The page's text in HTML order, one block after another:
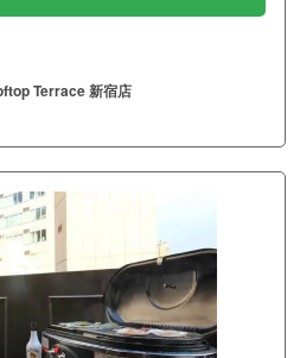
Terrace 新宿店